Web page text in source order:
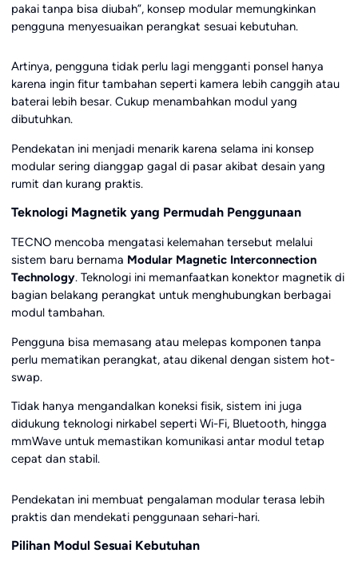
pakai tanpa bisa diubah”, konsep modular memungkinkan
pengguna menyesuaikan perangkat sesuai kebutuhan.
Artinya, pengguna tidak perlu lagi mengganti ponsel hanya
karena ingin fitur tambahan seperti kamera lebih canggih atau
baterai lebih besar. Cukup menambahkan modul yang
dibutuhkan.
Pendekatan ini menjadi menarik karena selama ini konsep
modular sering dianggap gagal di pasar akibat desain yang
rumit dan kurang praktis.
Teknologi Magnetik yang Permudah Penggunaan
TECNO mencoba mengatasi kelemahan tersebut melalui
sistem baru bernama Modular Magnetic Interconnection
Technology. Teknologi ini memanfaatkan konektor magnetik di
bagian belakang perangkat untuk menghubungkan berbagai
modul tambahan.
Pengguna bisa memasang atau melepas komponen tanpa
perlu mematikan perangkat, atau dikenal dengan sistem hot-
swap.
Tidak hanya mengandalkan koneksi fisik, sistem ini juga
didukung teknologi nirkabel seperti Wi-Fi, Bluetooth, hingga
mmWave untuk memastikan komunikasi antar modul tetap
cepat dan stabil.
Pendekatan ini membuat pengalaman modular terasa lebih
praktis dan mendekati penggunaan sehari-hari.
Pilihan Modul Sesuai Kebutuhan